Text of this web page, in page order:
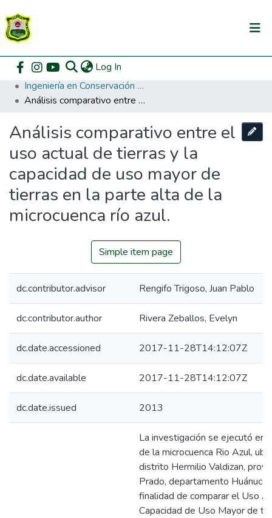
Log In
Communities & Collections
All of DSpace
Home Pregrado
Ingeniería en Conservación de Suelos y Agua
Análisis comparativo entre el uso actual de tierras y la capacidad de uso mayor de tierras en la parte alta de la microcuenca río azul.
Análisis comparativo entre el
uso actual de tierras y la
capacidad de uso mayor de
tierras en la parte alta de la
microcuenca río azul.
Simple item page
dc.contributor.advisor Rengifo Trigoso, Juan Pablo
dc.contributor.author Rivera Zeballos, Evelyn
dc.date.accessioned 2017-11-28T14:12:07Z
dc.date.available 2017-11-28T14:12:07Z
dc.date.issued 2013
La investigación se ejecutó en
de la microcuenca Rio Azul,
distrito Hermilio Valdizan,
Prado, departamento Huánuco,
finalidad de comparar el Uso
Capacidad de Uso Mayor de